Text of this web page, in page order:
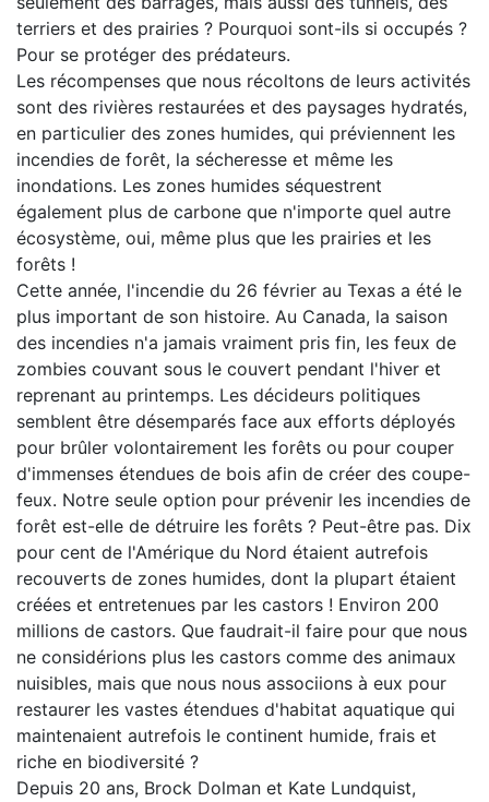
terriers et des prairies ? Pourquoi sont-ils si occupés ?
Pour se protéger des prédateurs.
Les récompenses que nous récoltons de leurs activités
sont des rivières restaurées et des paysages hydratés,
en particulier des zones humides, qui préviennent les
incendies de forêt, la sécheresse et même les
inondations. Les zones humides séquestrent
également plus de carbone que n'importe quel autre
écosystème, oui, même plus que les prairies et les
forêts !
Cette année, l'incendie du 26 février au Texas a été le
plus important de son histoire. Au Canada, la saison
des incendies n'a jamais vraiment pris fin, les feux de
zombies couvant sous le couvert pendant l'hiver et
reprenant au printemps. Les décideurs politiques
semblent être désemparés face aux efforts déployés
pour brûler volontairement les forêts ou pour couper
d'immenses étendues de bois afin de créer des coupe-
feux. Notre seule option pour prévenir les incendies de
forêt est-elle de détruire les forêts ? Peut-être pas. Dix
pour cent de l'Amérique du Nord étaient autrefois
recouverts de zones humides, dont la plupart étaient
créées et entretenues par les castors ! Environ 200
millions de castors. Que faudrait-il faire pour que nous
ne considérions plus les castors comme des animaux
nuisibles, mais que nous nous associions à eux pour
restaurer les vastes étendues d'habitat aquatique qui
maintenaient autrefois le continent humide, frais et
riche en biodiversité ?
Depuis 20 ans, Brock Dolman et Kate Lundquist,